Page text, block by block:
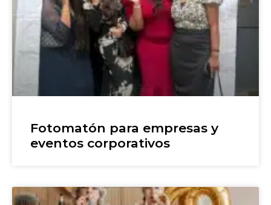
Fotomatón para empresas y
eventos corporativos